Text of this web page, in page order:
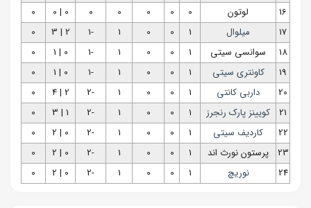
16
لوتون 0
0
0
0
0
0 | 0
0
17
میلوال 1
0
0
1
-1
2 | 3
0
18
سوانسی سیتی 1
0
0
1
-1
0 | 1
0
19
کاونتری سیتی 1
0
0
1
-1
0 | 1
0
20
داربی کانتی 1
0
0
1
-2
2 | 4
0
21
کویینز پارک رنجرز 1
0
0
1
-2
1 | 3
0
22
کاردیف سیتی 1
0
0
1
-2
0 | 2
0
23
پرستون نورث اند 1
0
0
1
-2
0 | 2
0
24
نوریچ 1
0
0
1
-2
0 | 2
0